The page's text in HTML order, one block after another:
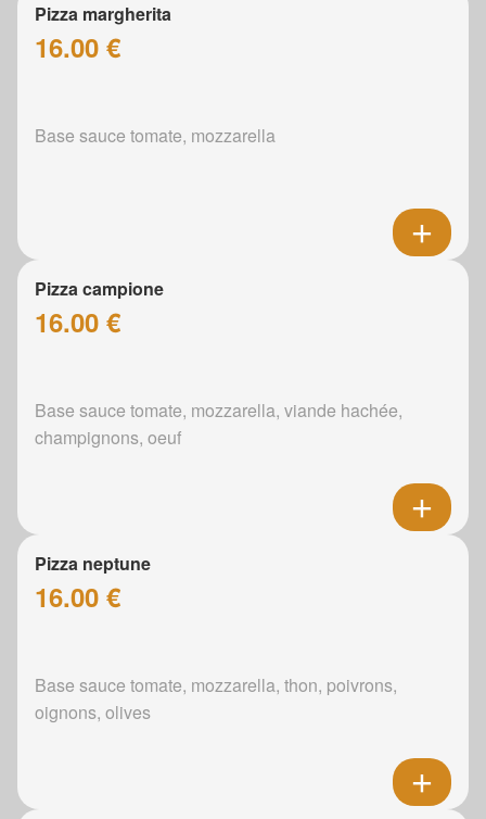
Pizza margherita
16.00 €
Base sauce tomate, mozzarella
Pizza campione
16.00 €
Base sauce tomate, mozzarella, viande hachée,
champignons, oeuf
Pizza neptune
16.00 €
Base sauce tomate, mozzarella, thon, poivrons,
oignons, olives